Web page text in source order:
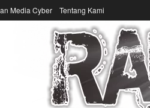
Media Cyber Tentang Kami